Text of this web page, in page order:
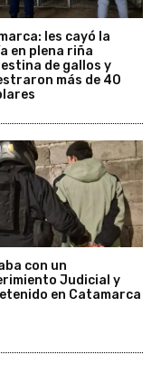
les cayó la
en plena riña
de gallos y
más de 40
con un
Judicial y
en Catamarca